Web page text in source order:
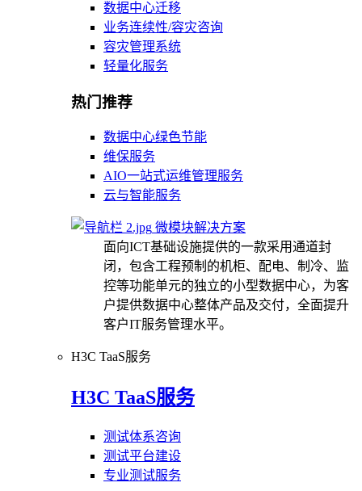
数据中心迁移
业务连续性/容灾咨询
容灾管理系统
轻量化服务
热门推荐
数据中心绿色节能
维保服务
AIO一站式运维管理服务
云与智能服务
微模块解决方案
面向ICT基础设施提供的一款采用通道封
闭，包含工程预制的机柜、配电、制冷、监
控等功能单元的独立的小型数据中心，为客
户提供数据中心整体产品及交付，全面提升
客户IT服务管理水平。
H3C TaaS服务
H3C TaaS服务
测试体系咨询
测试平台建设
专业测试服务